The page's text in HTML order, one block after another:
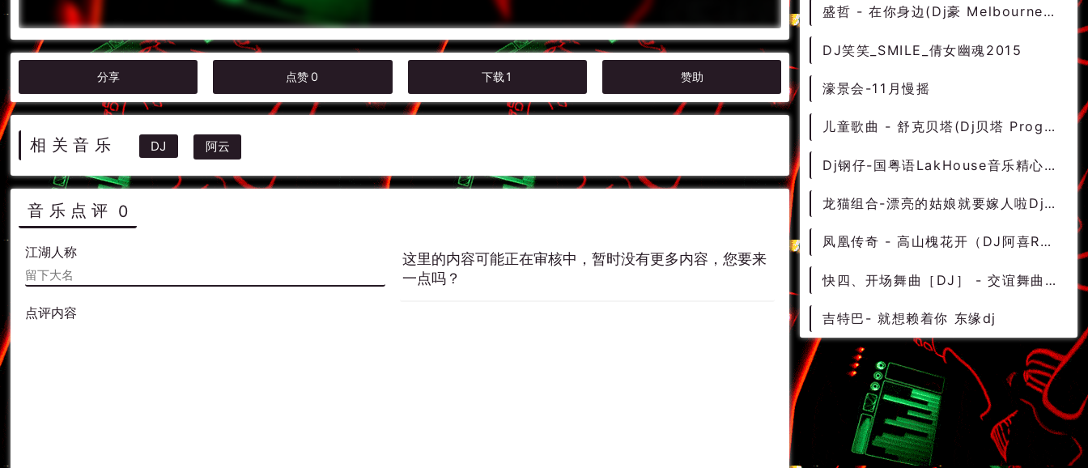
分享 点赞0 下载 1 赞助
相关音乐 DJ 阿云
音乐点评 0
江湖人称
点评内容
这里的内容可能正在审核中，暂时没有更多内容，您要来
一点吗？
盛哲 - 在你身边(Dj豪 Melbourne Rmx 2023) - 中文Remix 中文CLUB 华语Remix
DJ笑笑_SMILE_倩女幽魂2015
濠景会-11月慢摇
儿童歌曲 - 舒克贝塔(Dj贝塔 ProgHouse Rmx 2024) - 中文Remix 中文CLUB 华语Remix
Dj钢仔-国粤语LakHouse音乐精心制作2024偷心vs饿狼传说DJ串烧 - 慢摇串烧 超劲爆慢摇舞曲 慢嗨DJ串烧
龙猫组合-漂亮的姑娘就要嫁人啦Dj崔龙
凤凰传奇 - 高山槐花开（DJ阿喜Remix）
快四、开场舞曲［DJ］ - 交谊舞曲 交谊舞 交谊舞曲大全
吉特巴- 就想赖着你 东缘dj